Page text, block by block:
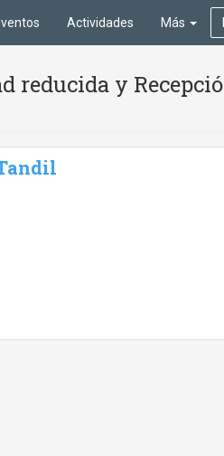
Actividades Más
y